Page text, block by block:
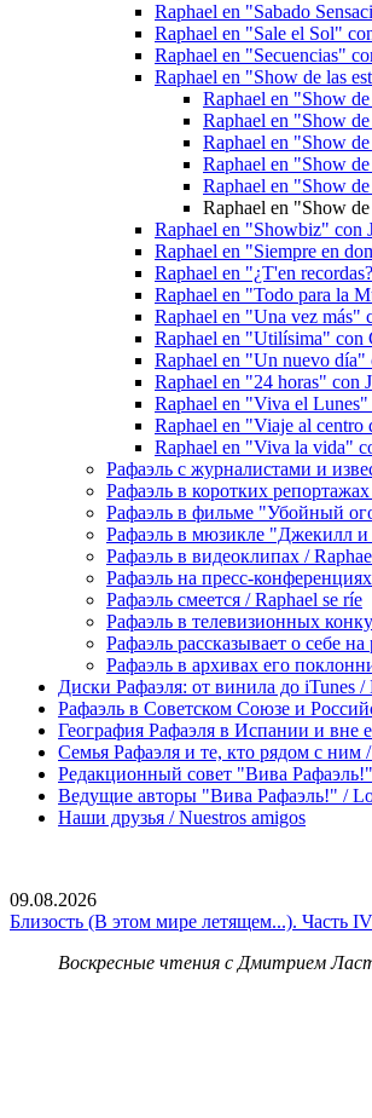
Raphael en "Sabado
Raphael en "Sale el Sol"
Raphael en "Secuencias"
Raphael en "Show de las
Raphael en "Show
Raphael en "Show
Raphael en "Show
Raphael en "Show
Raphael en "Show
Raphael en "Show
Raphael en "Showbiz" con
Raphael en "Siempre en
Raphael en "¿T'en
Raphael en "Todo para la
Raphael en "Una vez más"
Raphael en "Utilísima" con
Raphael en "Un nuevo
Raphael en "24 horas" con
Raphael en "Viva el
Raphael en "Viaje al centro
Raphael en "Viva la vida"
Рафаэль с журналистами и
Рафаэль в коротких
Рафаэль в фильме "Убойный
Рафаэль в мюзикле "Джекилл
Рафаэль в видеоклипах /
Рафаэль на пресс-
Рафаэль смеется / Raphael se ríe
Рафаэль в телевизионных
Рафаэль рассказывает о себе
Рафаэль в архивах его
Диски Рафаэля: от винила до iTunes /
Рафаэль в Советском Союзе и
География Рафаэля в Испании и вне
Семья Рафаэля и те, кто рядом с ним
Редакционный совет "Вива
Ведущие авторы "Вива Рафаэль!" /
Наши друзья / Nuestros amigos
09.08.2026
Близость (В этом мире летящем...). Часть IV
Воскресные чтения с Дмитрием